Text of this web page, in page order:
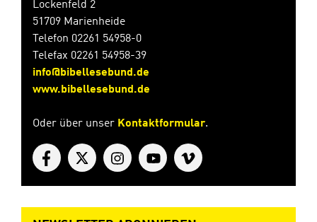
Lockenfeld 2
51709 Marienheide
Telefon 02261 54958-0
Telefax 02261 54958-39
info@bibellesebund.de
www.bibellesebund.de
Oder über unser Kontaktformular.